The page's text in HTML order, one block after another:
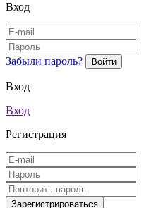
Вход
Забыли пароль?
Вход
Вход
Регистрация